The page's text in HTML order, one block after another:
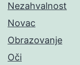
Nezahvalnost
Novac
Obrazovanje
Oči